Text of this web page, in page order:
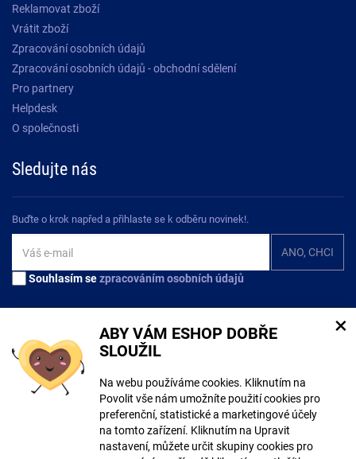
ABY VÁM ESHOP DOBŘE
SLOUŽIL
Na webu používáme cookies. Kliknutím na
Povolit vše nám umožníte použití cookies pro
preferenční, statistické a marketingové účely
na tomto zařízení. Kliknutím na Upravit
nastavení, můžete určit skupiny cookies pro
×
Reklamovat zboží
Vrátit zboží
Zpracování osobních údajů
Zpracování osobních údajů - obchodní sdělení
Pro partnery
Helpdesk
O společnosti
Sledujte nás
Buďte o krok napřed a přihlaste se k odběru novinek!.
Souhlasím sezpracováním osobních údajů
Na tomto webu mohou být při tvorbě obsahu využívány nástroje umělé
inteligence. Více informacízde.
© Copyright ECLIPSERA s.r.o.
Všechna práva vyhrazena
Slovenská verze